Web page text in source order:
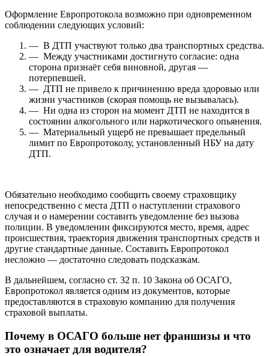
Оформление Европротокола возможно при одновременном
соблюдении следующих условий:
— В ДТП участвуют только два транспортных средства.
— Между участниками достигнуто согласие: одна
сторона признаёт себя виновной, другая —
потерпевшей.
— ДТП не привело к причинению вреда здоровью или
жизни участников (скорая помощь не вызывалась).
— Ни одна из сторон на момент ДТП не находится в
состоянии алкогольного или наркотического опьянения.
— Материальный ущерб не превышает предельный
лимит по Европротоколу, установленный НБУ на дату
ДТП.
Обязательно необходимо сообщить своему страховщику
непосредственно с места ДТП о наступлении страхового
случая и о намерении составить уведомление без вызова
полиции. В уведомлении фиксируются место, время, адрес
происшествия, траектория движения транспортных средств и
другие стандартные данные. Составить Европротокол
несложно — достаточно следовать подсказкам.
В дальнейшем, согласно ст. 32 п. 10 Закона об ОСАГО,
Европротокол является одним из документов, которые
предоставляются в страховую компанию для получения
страховой выплаты.
Почему в ОСАГО больше нет франшизы и что
это означает для водителя?